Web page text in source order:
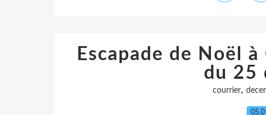
Escapade de Noël
du 25
courrier,